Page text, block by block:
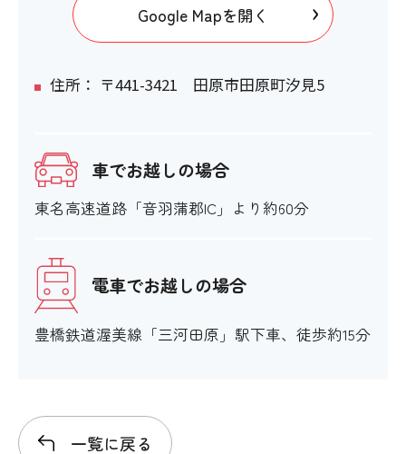
Google Mapを開く
住所： 〒441-3421 田原市田原町汐見5
車でお越しの場合
東名高速道路「音羽蒲郡IC」より約60分
電車でお越しの場合
豊橋鉄道渥美線「三河田原」駅下車、徒歩約15分
一覧に戻る